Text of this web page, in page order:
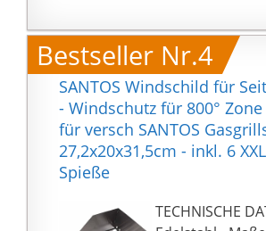
Bestseller Nr.4
SANTOS Windschild für
- Windschutz für 800°
für versch SANTOS
27,2x20x31,5cm - inkl. 6
Spieße
TECHNISCHE